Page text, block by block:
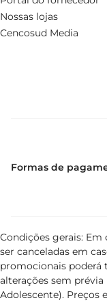
Nossas lojas
Cencosud Media
Formas de
Condições gerais:
ser canceladas em
promocionais poderá
alterações sem
Adolescente). Preços